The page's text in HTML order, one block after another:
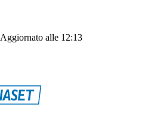
Aggiornato alle 12:13